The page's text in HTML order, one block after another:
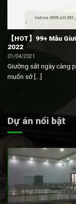
【HOT】99+ Mẫu
2022
01/04/2021
Giường sắt ngày càng
muốn sở [...]
Dự án nổi bật